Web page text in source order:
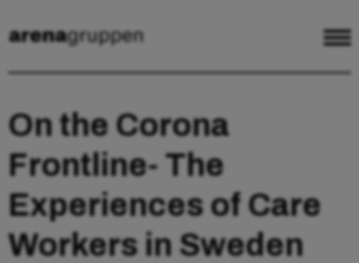
On the Corona
Frontline- The
Experiences of Care
Workers in Sweden